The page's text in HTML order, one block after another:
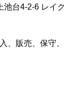
台4-2-6 レイク
、販売、保守、